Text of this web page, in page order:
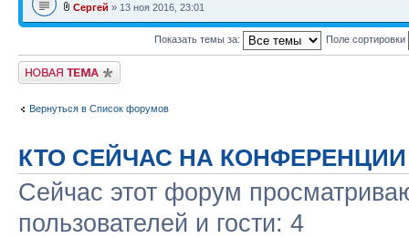
Сергей » 13 ноя 2016, 23:01
Показать темы за: Поле сортировки
Новая тема
Вернуться в Список форумов
КТО СЕЙЧАС НА КОНФЕРЕНЦИИ
Сейчас этот форум
пользователей и гости: 4